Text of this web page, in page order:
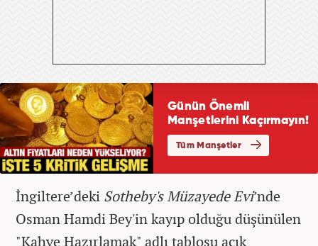
İngiltere’deki Sotheby's Müzayede Evi’nde
Osman Hamdi Bey'in kayıp olduğu düşünülen
"Kahve Hazırlamak" adlı tablosu açık